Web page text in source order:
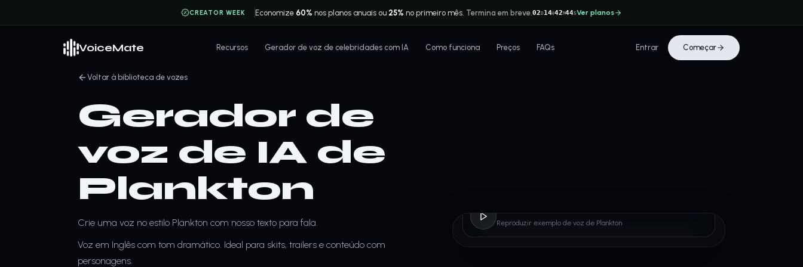
CREATOR WEEK Economize 60% nos planos anuais ou 25% no primeiro mês. Termina em breve.02D14H42M44SVer planos
VoiceMate Recursos Gerador de voz de celebridades com IA Como funciona Preços FAQs Entrar Começar
Voltar à biblioteca de vozes
Gerador de
voz de IA de
Plankton
Crie uma voz no estilo Plankton com nosso texto para fala.
Voz em Inglês com tom dramático. Ideal para skits, trailers e conteúdo com
personagens.
Reproduzir exemplo de voz de Plankton